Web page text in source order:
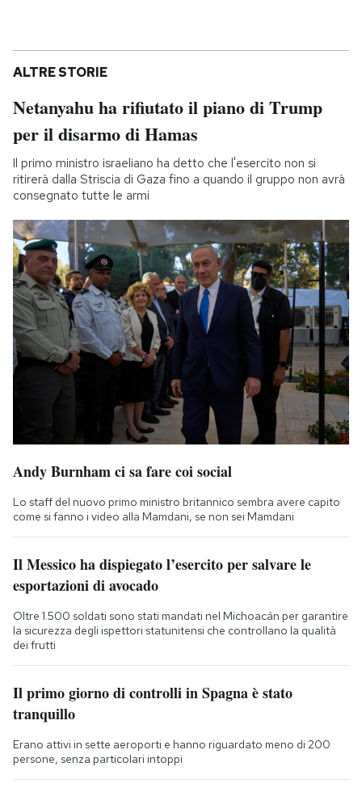
ALTRE STORIE
Netanyahu ha rifiutato il piano di Trump
per il disarmo di Hamas
Il primo ministro israeliano ha detto che l'esercito non si
ritirerà dalla Striscia di Gaza fino a quando il gruppo non avrà
consegnato tutte le armi
Andy Burnham ci sa fare coi social
Lo staff del nuovo primo ministro britannico sembra avere capito
come si fanno i video alla Mamdani, se non sei Mamdani
Il Messico ha dispiegato l’esercito per salvare le
esportazioni di avocado
Oltre 1.500 soldati sono stati mandati nel Michoacán per garantire
la sicurezza degli ispettori statunitensi che controllano la qualità
dei frutti
Il primo giorno di controlli in Spagna è stato
tranquillo
Erano attivi in sette aeroporti e hanno riguardato meno di 200
persone, senza particolari intoppi